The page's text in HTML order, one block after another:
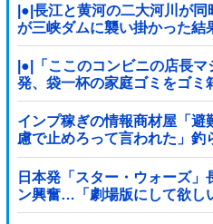
|●|長江と黄河の二大河川が
が三峡ダムに襲い掛かった
|●|「ここのコンビニの店長
発、袋一杯の家庭ゴミをゴミ
で……
インプ稼ぎの情報商材屋「避
慮で止めろって言われた」釣
17万いいね
日本発「スター・ウォーズ
ン興奮…「劇場版にして欲し
い」！